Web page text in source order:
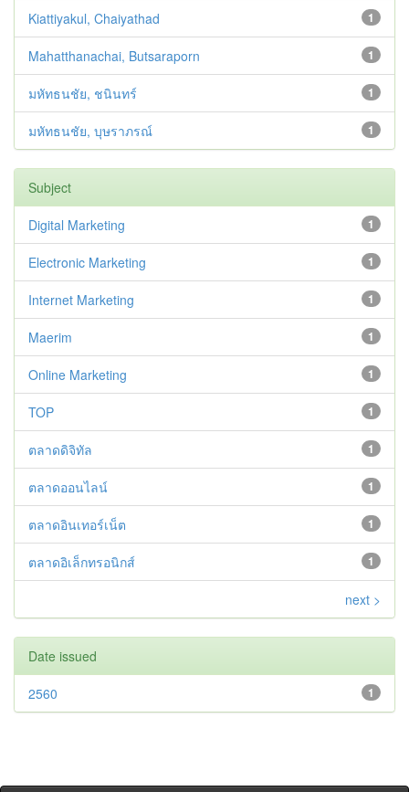
1
Kiattiyakul, Chaiyathad
1
Mahatthanachai, Butsaraporn
1
มหัทธนชัย, ชนินทร์
1
มหัทธนชัย, บุษราภรณ์
Subject
1
Digital Marketing
1
Electronic Marketing
1
Internet Marketing
1
Maerim
1
Online Marketing
1
TOP
1
ตลาดดิจิทัล
1
ตลาดออนไลน์
1
ตลาดอินเทอร์เน็ต
1
ตลาดอิเล็กทรอนิกส์
next >
Date issued
1
2560